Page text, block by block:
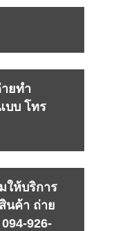
ายทำ
บบ โทร
ให้บริการ
นค้า ถ่าย
926-